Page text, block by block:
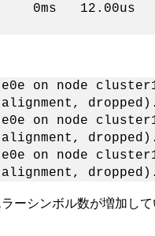
0ms
on node
dropped).
on node
dropped).
on node
dropped).
ーシンボル数が増加して